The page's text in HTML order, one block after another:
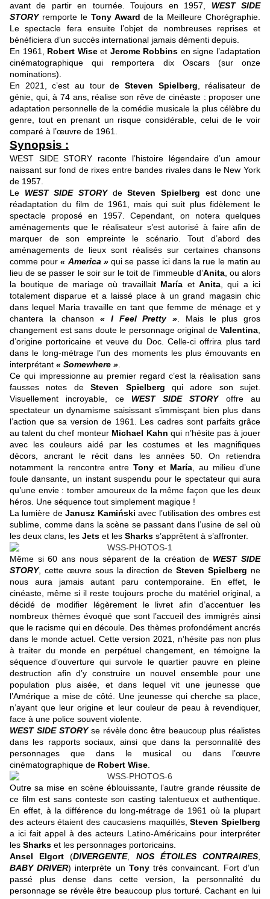
avant de partir en tournée. Toujours en 1957, WEST SIDE
STORYremporte le Tony Award de la Meilleure Chorégraphie.
Le spectacle fera ensuite l’objet de nombreuses reprises et
bénéficiera d’un succès international jamais démenti depuis.
En 1961, Robert Wiseet Jerome Robbins en signe l’adaptation
cinématographique qui remportera dix Oscars (sur onze
nominations).
En 2021, c’est au tour de Steven Spielberg , réalisateur de
génie, qui, à 74 ans, réalise son rêve de cinéaste : proposer une
adaptation personnelle de la comédie musicale la plus célèbre du
genre, tout en prenant un risque considérable, celui de le voir
comparé à l’œuvre de 1961.
Synopsis :
WEST SIDE STORY raconte l’histoire légendaire d’un amour
naissant sur fond de rixes entre bandes rivales dans le New York
de 1957.
Le WEST SIDE STORYdeSteven Spielberg est donc une
réadaptation du film de 1961, mais qui suit plus fidèlement le
spectacle proposé en 1957. Cependant, on notera quelques
aménagements que le réalisateur s’est autorisé à faire afin de
marquer de son empreinte le scénario. Tout d’abord des
aménagements de lieux sont réalisés sur certaines chansons
comme pour« America »qui se passe ici dans la rue le matin au
lieu de se passer le soir sur le toit de l’immeuble d’Anita, ou alors
la boutique de mariage où travaillait María et Anita, qui a ici
totalement disparue et a laissé place à un grand magasin chic
dans lequel Maria travaille en tant que femme de ménage et y
chantera la chanson« I Feel Pretty » . Mais le plus gros
changement est sans doute le personnage original de Valentina
d’origine portoricaine et veuve du Doc. Celle-ci offrira plus tard
dans le long-métrage l’un des moments les plus émouvants en
interprétant « Somewhere »
Ce qui impressionne au premier regard c’est la réalisation sans
fausses notes deSteven Spielberg qui adore son sujet.
Visuellement incroyable, ce WEST SIDE STORYoffre au
spectateur un dynamisme saisissant s’immisçant bien plus dans
l’action que sa version de 1961. Les cadres sont parfaits grâce
au talent du chef monteurMichael Kahn qui n’hésite pas à jouer
avec les couleurs aidé par les costumes et les magnifiques
décors, ancrant le récit dans les années 50. On retiendra
notamment la rencontre entreTony et María, au milieu d’une
foule dansante, un instant suspendu pour le spectateur qui aura
qu’une envie : tomber amoureux de la même façon que les deux
héros. Une séquence tout simplement magique !
La lumière deJanusz Kamiński avec l’utilisation des ombres est
sublime, comme dans la scène se passant dans l’usine de sel où
les deux clans, les Jets et les Sharks s’apprêtent à s’affronter.
Même si 60 ans nous séparent de la création de WEST SIDE
STORY, cette œuvre sous la direction deSteven Spielberg ne
nous aura jamais autant paru contemporaine. En effet, le
cinéaste, même si il reste toujours proche du matériel original, a
décidé de modifier légèrement le livret afin d’accentuer les
nombreux thèmes évoqué que sont l’accueil des immigrés ainsi
que le racisme qui en découle. Des thèmes profondément ancrés
dans le monde actuel. Cette version 2021, n’hésite pas non plus
à traiter du monde en perpétuel changement, en témoigne la
séquence d’ouverture qui survole le quartier pauvre en pleine
destruction afin d’y construire un nouvel ensemble pour une
population plus aisée, et dans lequel vit une jeunesse que
l’Amérique a mise de côté. Une jeunesse qui cherche sa place,
n’ayant que leur origine et leur couleur de peau à revendiquer,
face à une police souvent violente.
WEST SIDE STORYse révèle donc être beaucoup plus réalistes
dans les rapports sociaux, ainsi que dans la personnalité des
personnages que dans le musical ou dans l’œuvre
cinématographique de Robert Wise
Outre sa mise en scène éblouissante, l’autre grande réussite de
ce film est sans conteste son casting talentueux et authentique.
En effet, à la différence du long-métrage de 1961 où la plupart
des acteurs étaient des caucasiens maquillés,Steven Spielberg
a ici fait appel à des acteurs Latino-Américains pour interpréter
les Sharks et les personnages portoricains.
Ansel Elgort (DIVERGENTE, NOS ÉTOILES CONTRAIRES
BABY DRIVER) interprète un Tonytrés convaincant. Fort d’un
passé plus dense dans cette version, la personnalité du
personnage se révèle être beaucoup plus torturé. Cachant en lui